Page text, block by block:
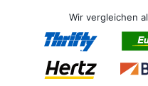
Wir vergleichen